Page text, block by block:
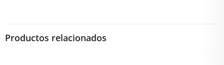
Productos relacionados